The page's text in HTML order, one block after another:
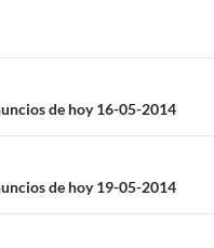
de hoy 16-05-2014
de hoy 19-05-2014